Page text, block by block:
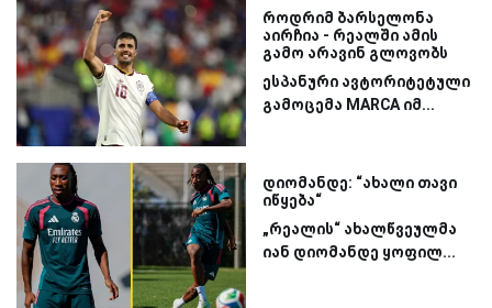
როდრიმ ბარსელონა
აირჩია - რეალში ამის
გამო არავინ გლოვობს
ესპანური ავტორიტეტული
გამოცემა MARCA იმ...
დიომანდე: “ახალი თავი
იწყება“
„რეალის“ ახალწვეულმა
იან დიომანდე ყოფილ...